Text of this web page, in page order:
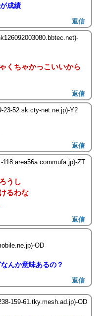
成績
返信
くちゃかっこいいから
返信
23-52.sk.cty-net.ne.jp)-Y2
返信
118.area56a.commufa.jp)-ZT
うし
るわな
返信
OD
んか意味あるの？
返信
159-61.tky.mesh.ad.jp)-OD